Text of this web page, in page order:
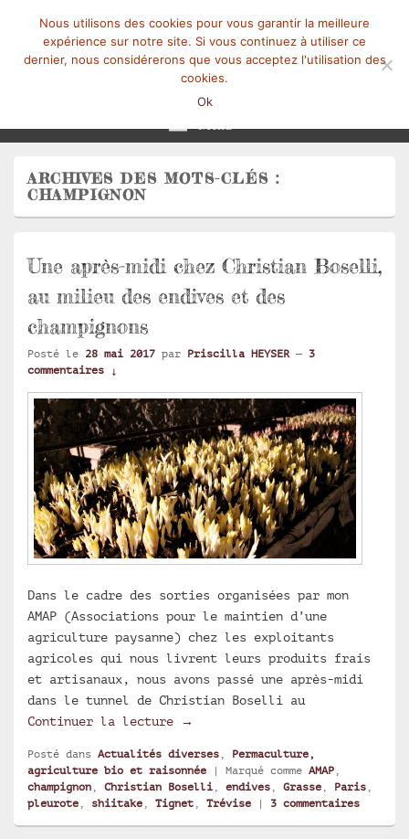
ARCHIVES DES MOTS-CLÉS :
CHAMPIGNON
Une après-midi chez Christian Boselli,
au milieu des endives et des
champignons
Posté le 28 mai 2017 par Priscilla HEYSER — 3
commentaires ↓
Dans le cadre des sorties organisées par mon
AMAP (Associations pour le maintien d’une
agriculture paysanne) chez les exploitants
agricoles qui nous livrent leurs produits frais
et artisanaux, nous avons passé une après-midi
dans le tunnel de Christian Boselli au
Continuer la lecture
Une après-midi chez Christian
→
Posté dans Actualités diverses , Permaculture,
agriculture bio et raisonnée
| Marqué comme AMAP ,
champignon , Christian Boselli , endives , Grasse , Paris ,
pleurote , shiitake , Tignet , Trévise | 3 commentaires
Nous utilisons des cookies pour vous garantir la meilleure
expérience sur notre site. Si vous continuez à utiliser ce
dernier, nous considérerons que vous acceptez l'utilisation des
cookies.
Ok